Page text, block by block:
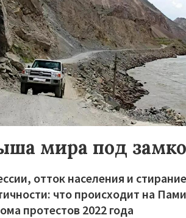
мира под
отток населения и стирание
что происходит на
протестов 2022 года